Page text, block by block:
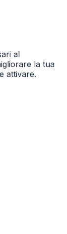
al
la tua
attivare.